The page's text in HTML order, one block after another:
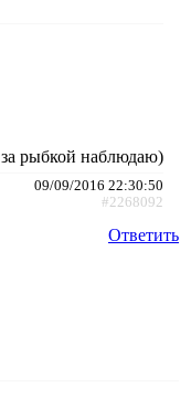
рыбкой наблюдаю)
09/09/2016 22:30:50
#2268092
Ответить